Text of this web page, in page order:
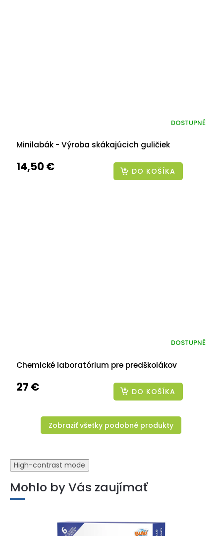
Minilabák - Výroba skákajúcich guličiek
DOSTUPNÉ
14,50 € DO KOŠÍKA
Chemické laboratórium pre predškolákov
DOSTUPNÉ
27 € DO KOŠÍKA
Zobraziť všetky podobné produkty
High-contrast mode
Mohlo by Vás zaujímať